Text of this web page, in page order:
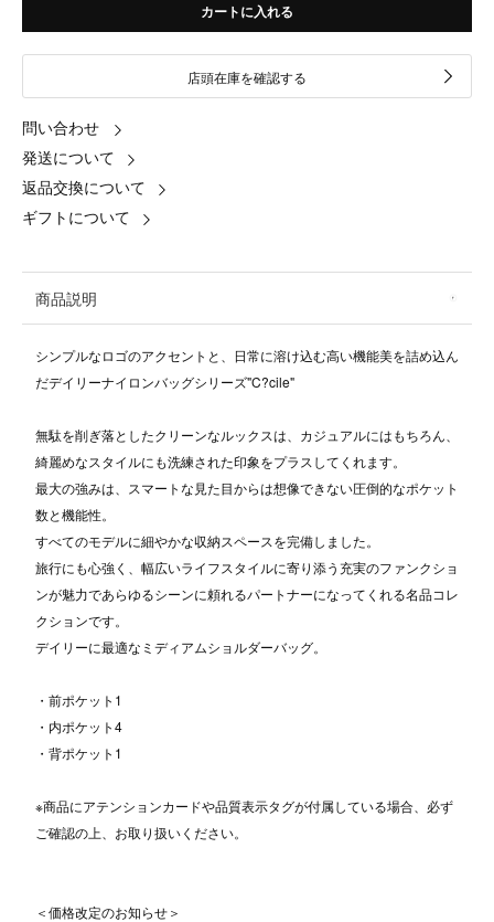
カートに入れる
店頭在庫を確認する
問い合わせ
発送について
返品交換について
ギフトについて
商品説明
シンプルなロゴのアクセントと、日常に溶け込む高い機能美を詰め込ん
だデイリーナイロンバッグシリーズ"C?cile"
無駄を削ぎ落としたクリーンなルックスは、カジュアルにはもちろん、
綺麗めなスタイルにも洗練された印象をプラスしてくれます。
最大の強みは、スマートな見た目からは想像できない圧倒的なポケット
数と機能性。
すべてのモデルに細やかな収納スペースを完備しました。
旅行にも心強く、幅広いライフスタイルに寄り添う充実のファンクショ
ンが魅力であらゆるシーンに頼れるパートナーになってくれる名品コレ
クションです。
デイリーに最適なミディアムショルダーバッグ。
・前ポケット1
・内ポケット4
・背ポケット1
※商品にアテンションカードや品質表示タグが付属している場合、必ず
ご確認の上、お取り扱いください。
＜価格改定のお知らせ＞